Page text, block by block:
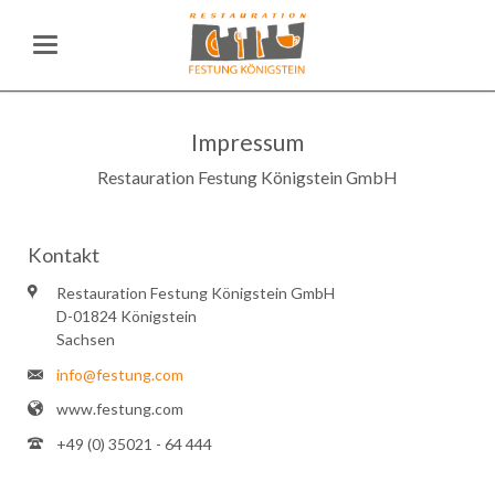
Impressum
Restauration Festung Königstein GmbH
Kontakt
Restauration Festung Königstein GmbH
D-01824 Königstein
Sachsen
info@festung.com
www.festung.com
+49 (0) 35021 - 64 444